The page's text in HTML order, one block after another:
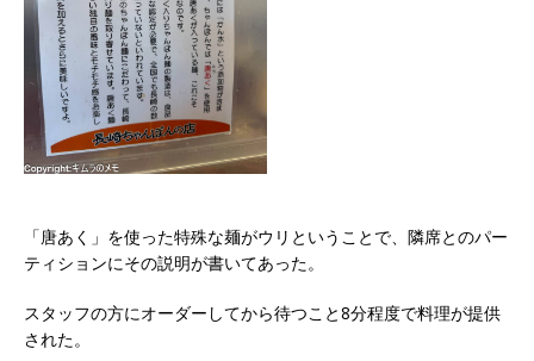
「唐あく」を使った特殊な麺がウリということで、隣席とのパー
ティションにその説明が書いてあった。
スタッフの方にオーダーしてから待つこと8分程度で料理が提供
された。